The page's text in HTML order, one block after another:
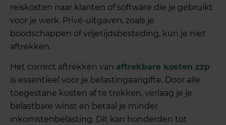
reiskosten naar klanten of software die je gebruikt
voor je werk. Privé-uitgaven, zoals je
boodschappen of vrijetijdsbesteding, kun je niet
aftrekken.
Het correct aftrekken van aftrekbare kosten zzp
is essentieel voor je belastingaangifte. Door alle
toegestane kosten af te trekken, verlaag je je
belastbare winst en betaal je minder
inkomstenbelasting. Dit kan honderden tot